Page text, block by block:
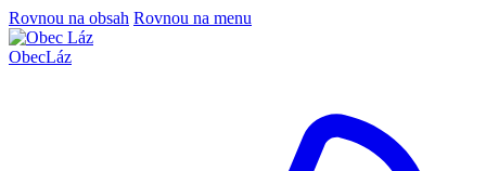
Rovnou na obsah Rovnou na menu
ObecLáz